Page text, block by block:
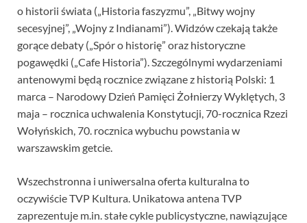
o historii świata („Historia faszyzmu”, „Bitwy wojny
secesyjnej”, „Wojny z Indianami”). Widzów czekają także
gorące debaty („Spór o historię” oraz historyczne
pogawędki („Cafe Historia”). Szczególnymi wydarzeniami
antenowymi będą rocznice związane z historią Polski: 1
marca – Narodowy Dzień Pamięci Żołnierzy Wyklętych, 3
maja – rocznica uchwalenia Konstytucji, 70-rocznica Rzezi
Wołyńskich, 70. rocznica wybuchu powstania w
warszawskim getcie.
Wszechstronna i uniwersalna oferta kulturalna to
oczywiście TVP Kultura. Unikatowa antena TVP
zaprezentuje m.in. stałe cykle publicystyczne, nawiązujące